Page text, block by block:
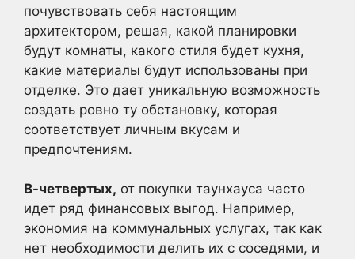
почувствовать себя настоящим
архитектором, решая, какой планировки
будут комнаты, какого стиля будет кухня,
какие материалы будут использованы при
отделке. Это дает уникальную возможность
создать ровно ту обстановку, которая
соответствует личным вкусам и
предпочтениям.
В-четвертых, от покупки таунхауса часто
идет ряд финансовых выгод. Например,
экономия на коммунальных услугах, так как
нет необходимости делить их с соседями, и